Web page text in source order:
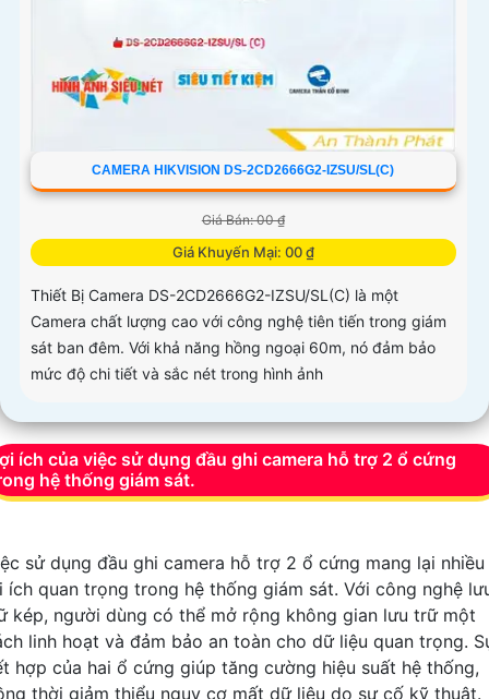
CAMERA HIKVISION DS-2CD2666G2-IZSU/SL(C)
Giá Bán: 00 ₫
Giá Khuyến Mại: 00 ₫
Thiết Bị Camera DS-2CD2666G2-IZSU/SL(C) là một
Camera chất lượng cao với công nghệ tiên tiến trong giám
sát ban đêm. Với khả năng hồng ngoại 60m, nó đảm bảo
mức độ chi tiết và sắc nét trong hình ảnh
ích của việc sử dụng đầu ghi camera hỗ trợ 2 ổ cứng
hệ thống giám sát.
sử dụng đầu ghi camera hỗ trợ 2 ổ cứng mang lại nhiều
ích quan trọng trong hệ thống giám sát. Với công nghệ
kép, người dùng có thể mở rộng không gian lưu trữ một
linh hoạt và đảm bảo an toàn cho dữ liệu quan trọng.
hợp của hai ổ cứng giúp tăng cường hiệu suất hệ thống,
thời giảm thiểu nguy cơ mất dữ liệu do sự cố kỹ thuật.